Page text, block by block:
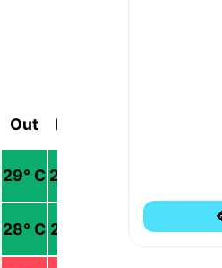
Out Nov
29° C 28
28° C 27